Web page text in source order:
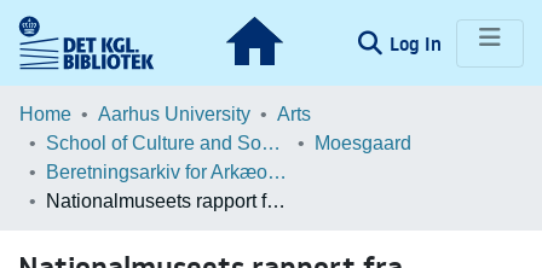
Log In (current)
Communities & Collections
Statistics
Home Aarhus University
Arts
School of Culture and Society
Moesgaard
Beretningsarkiv for Arkæologiske Undersøgelser
Nationalmuseets rapport fra arkæologisk undersøgelse på Vidstrup kirkegård 2015